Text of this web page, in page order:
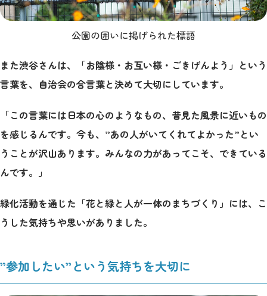
公園の囲いに掲げられた標語
また渋谷さんは、「お陰様・お互い様・ごきげんよう」という
言葉を、自治会の合言葉と決めて大切にしています。
「この言葉には日本の心のようなもの、昔見た風景に近いもの
を感じるんです。今も、”あの人がいてくれてよかった”とい
うことが沢山あります。みんなの力があってこそ、できている
んです。」
緑化活動を通じた「花と緑と人が一体のまちづくり」には、こ
うした気持ちや思いがありました。
”参加したい”という気持ちを大切に